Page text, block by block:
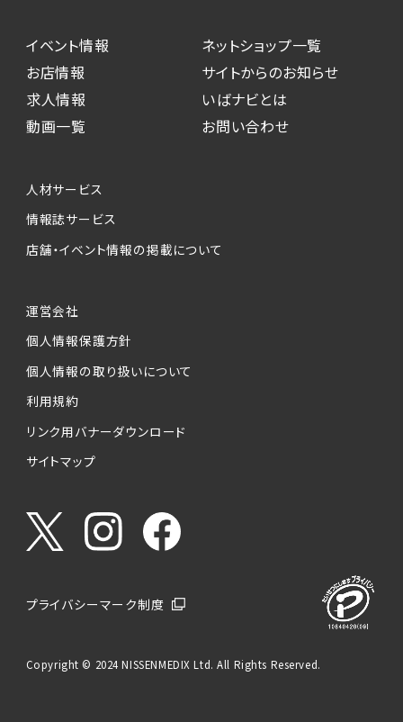
イベント情報
お店情報
求人情報
動画一覧
ネットショップ一覧
サイトからのお知らせ
いばナビとは
お問い合わせ
人材サービス
情報誌サービス
店舗・イベント情報の掲載について
運営会社
個人情報保護方針
個人情報の取り扱いについて
利用規約
リンク用バナーダウンロード
サイトマップ
プライバシーマーク制度
Copyright © 2024 NISSENMEDIX Ltd. All Rights Reserved.